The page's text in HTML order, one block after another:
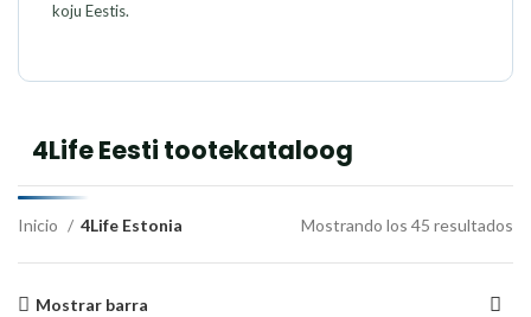
koju Eestis.
4Life Eesti tootekataloog
Inicio 4Life Estonia Mostrando los 45 resultados
Mostrar barra